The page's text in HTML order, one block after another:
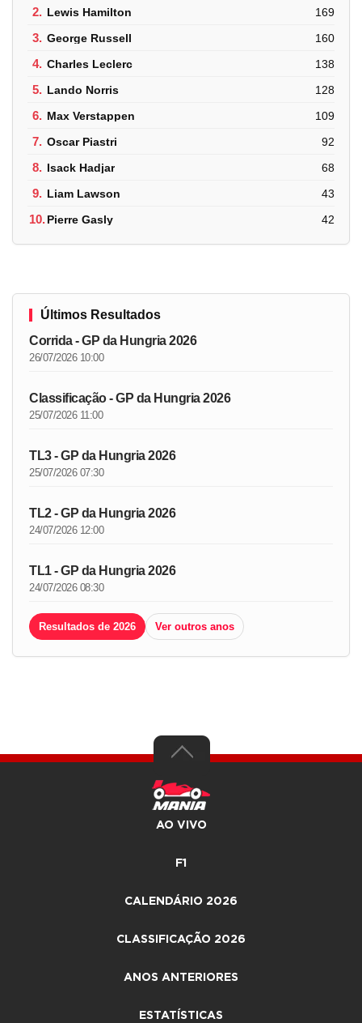
2. Lewis Hamilton 169
3. George Russell 160
4. Charles Leclerc 138
5. Lando Norris 128
6. Max Verstappen 109
7. Oscar Piastri 92
8. Isack Hadjar 68
9. Liam Lawson 43
10.Pierre Gasly 42
Últimos Resultados
Corrida - GP da Hungria 2026
26/07/2026 10:00
Classificação - GP da Hungria 2026
25/07/2026 11:00
TL3 - GP da Hungria 2026
25/07/2026 07:30
TL2 - GP da Hungria 2026
24/07/2026 12:00
TL1 - GP da Hungria 2026
24/07/2026 08:30
Resultados de 2026 Ver outros anos
AO VIVO
F1
CALENDÁRIO 2026
CLASSIFICAÇÃO 2026
ANOS ANTERIORES
ESTATÍSTICAS